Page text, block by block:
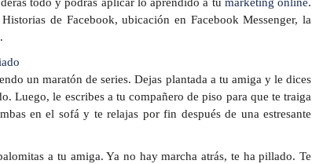
de Facebook, ubicación en Facebook Messenger, la
un maratón de series. Dejas plantada a tu amiga y le dices
Luego, le escribes a tu compañero de piso para que te traiga
en el sofá y te relajas por fin después de una estresante
a tu amiga. Ya no hay marcha atrás, te ha pillado. Te